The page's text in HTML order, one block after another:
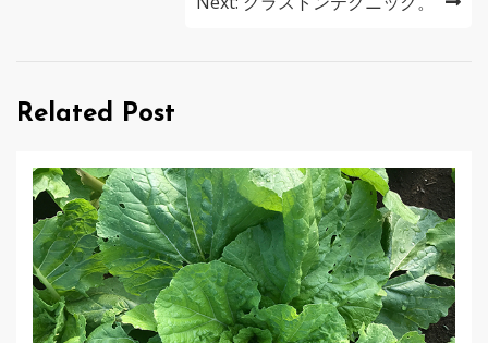
ー
ョ
ン
Related Post